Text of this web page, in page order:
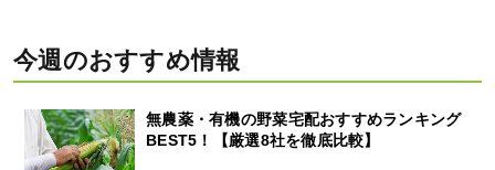
今週のおすすめ情報
無農薬・有機の野菜宅配おすすめランキング
BEST5！【厳選8社を徹底比較】